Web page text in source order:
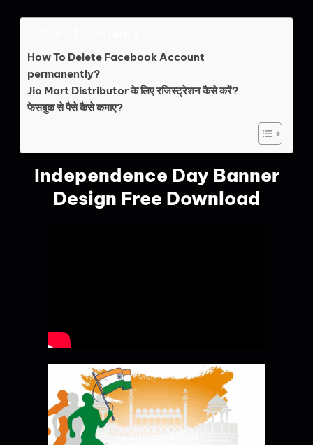
How To Delete Facebook Account
permanently?
Jio Mart Distributor के लिए रजिस्ट्रेशन कैसे करें?
फेसबुक से पैसे कैसे कमाए?
Independence Day Banner
Design Free Download